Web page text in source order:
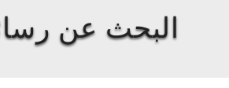
البحث عن